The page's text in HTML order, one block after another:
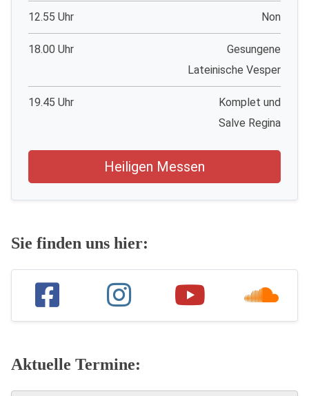
12.55 Uhr Non
18.00 Uhr
Gesungene
Lateinische Vesper
19.45 Uhr
Komplet und
Salve Regina
Heiligen Messen
Sie finden uns hier:
Aktuelle Termine: